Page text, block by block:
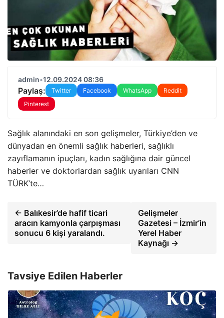
admin•12.09.2024 08:36
Paylaş: Twitter Facebook WhatsApp
Reddit
Pinterest
Sağlık alanındaki en son gelişmeler, Türkiye’den ve
dünyadan en önemli sağlık haberleri, sağlıklı
zayıflamanın ipuçları, kadın sağlığına dair güncel
haberler ve doktorlardan sağlık uyarıları CNN
TÜRK’te…
← Balıkesir’de hafif ticari
aracın kamyonla çarpışması
sonucu 6 kişi yaralandı.
Gelişmeler
Gazetesi – İzmir’in
Yerel Haber
Kaynağı →
Tavsiye Edilen Haberler